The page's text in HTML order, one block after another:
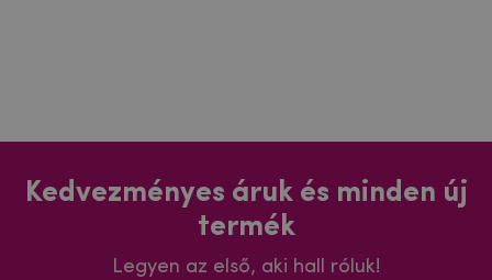
Kedvezményes áruk és minden új
termék
Legyen az első, aki hall róluk!